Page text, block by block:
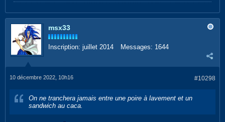
msx33
Inscription: juillet 2014 Messages: 1644
#10298
10 décembre 2022, 10h16
On ne tranchera jamais entre une poire à lavement et un
sandwich au caca.